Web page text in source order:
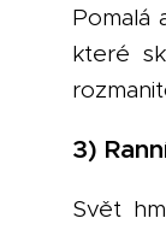
Pomalá
které
3)
Svět